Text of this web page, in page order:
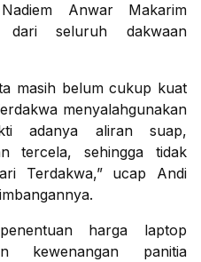
Anwar Makarim
dari seluruh dakwaan
masih belum cukup kuat
menyalahgunakan
adanya aliran suap,
tercela, sehingga tidak
Terdakwa,” ucap Andi
harga laptop
kewenangan panitia